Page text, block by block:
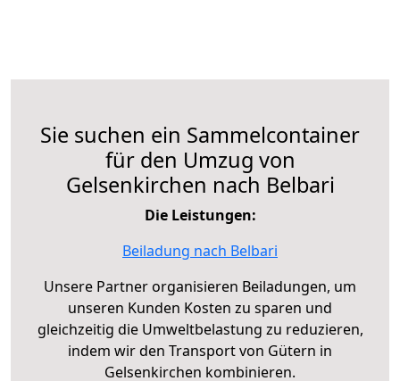
Sie suchen ein Sammelcontainer
für den Umzug von
Gelsenkirchen nach Belbari
Die Leistungen:
Beiladung nach Belbari
Unsere Partner organisieren Beiladungen, um
unseren Kunden Kosten zu sparen und
gleichzeitig die Umweltbelastung zu reduzieren,
indem wir den Transport von Gütern in
Gelsenkirchen kombinieren.